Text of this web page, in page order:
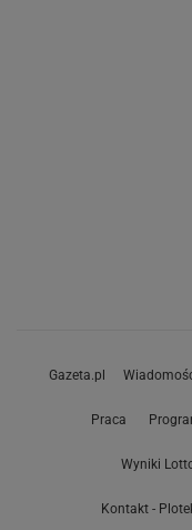
Gazeta.pl
Praca
Wyniki
Kontakt -